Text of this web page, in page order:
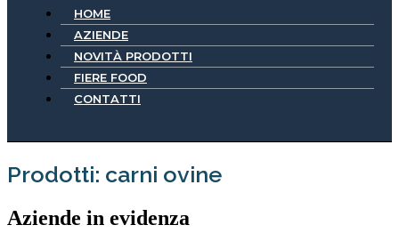
HOME
AZIENDE
NOVITÀ PRODOTTI
FIERE FOOD
CONTATTI
Prodotti: carni ovine
Aziende in evidenza